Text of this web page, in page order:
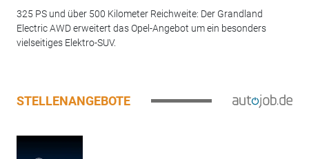
325 PS und über 500 Kilometer Reichweite: Der Grandland
Electric AWD erweitert das Opel-Angebot um ein besonders
vielseitiges Elektro-SUV.
STELLENANGEBOTE